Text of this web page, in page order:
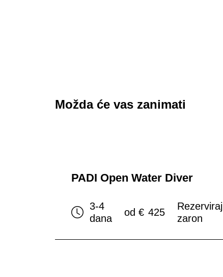
Možda će vas zanimati
PADI Open Water Diver
3-4
dana
od € 425
Rezerviraj
zaron